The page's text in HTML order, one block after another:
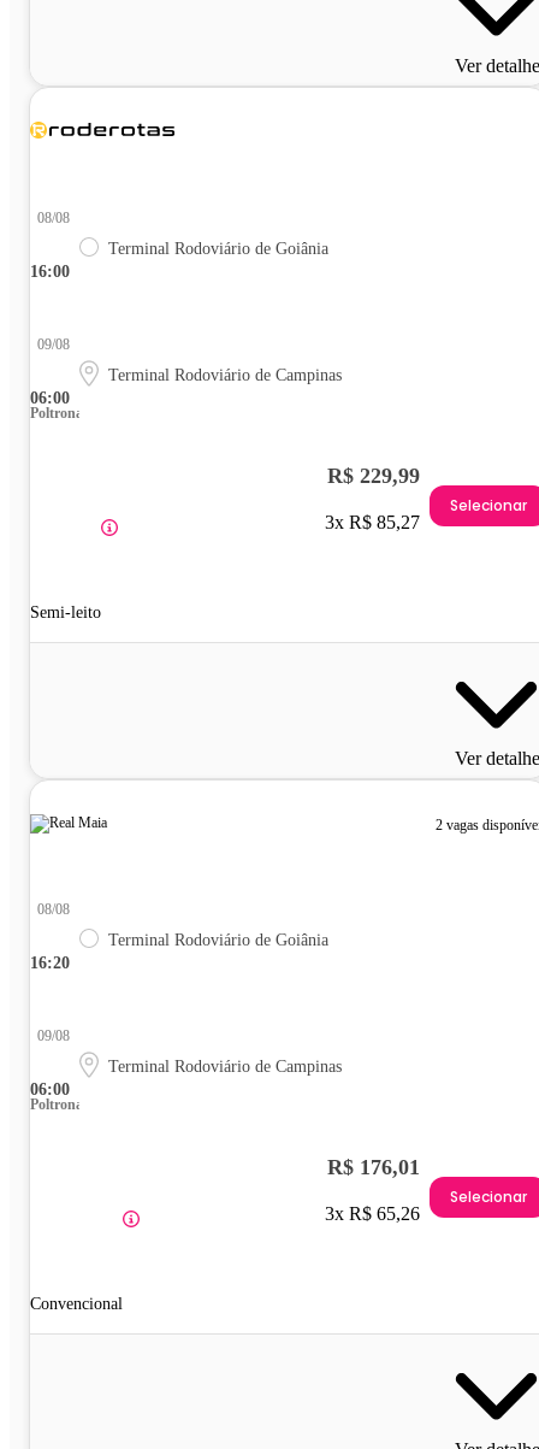
Ver
16:00
08/08
Terminal Rodoviário de Goiânia
06:00
09/08
Terminal Rodoviário de Campinas
Poltrona
Semi-leito
R$ 229,99
3x R$ 85,27
Selecionar
Ver
2 vagas
16:20
08/08
Terminal Rodoviário de Goiânia
06:00
09/08
Terminal Rodoviário de Campinas
Poltrona
Convencional
R$ 176,01
3x R$ 65,26
Selecionar